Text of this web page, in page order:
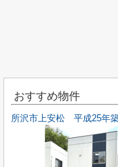
おすすめ物件
所沢市上安松 平成25年